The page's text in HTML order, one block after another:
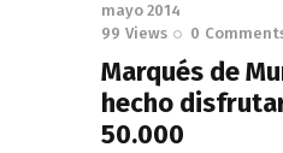
mayo 2014
99 Views 0
Marqués de
hecho
50.000